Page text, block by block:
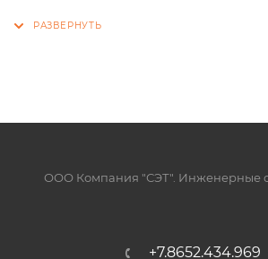
ООО Компания "СЭТ". Инженерные
+7.8652.434.969